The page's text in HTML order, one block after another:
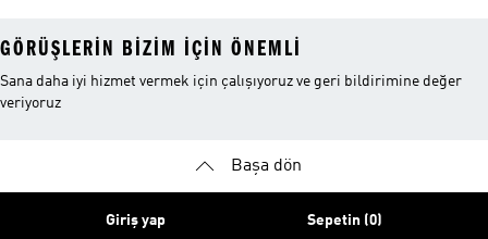
GÖRÜŞLERIN BIZIM IÇIN ÖNEMLI
Sana daha iyi hizmet vermek için çalışıyoruz ve geri bildirimine değer
veriyoruz
Başa dön
Giriş yap Sepetin (0)